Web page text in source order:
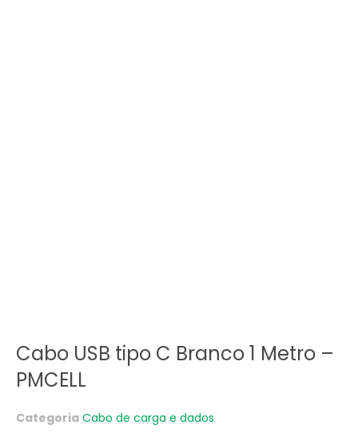
Cabo USB tipo C Branco 1 Metro –
PMCELL
Categoria Cabo de carga e dados